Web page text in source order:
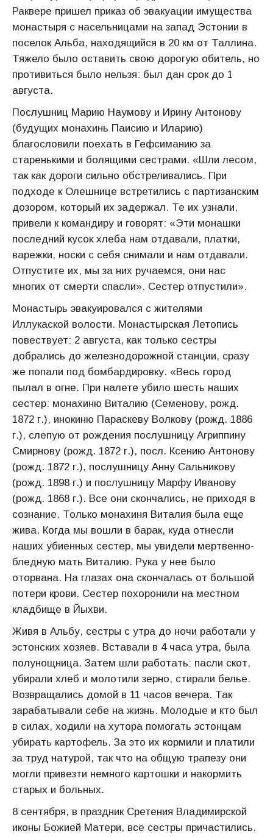
Раквере пришел приказ об эвакуации имущества
монастыря с насельницами на запад Эстонии в
поселок Альба, находящийся в 20 км от Таллина.
Тяжело было оставить свою дорогую обитель, но
противиться было нельзя: был дан срок до 1
августа.
Послушниц Марию Наумову и Ирину Антонову
(будущих монахинь Паисию и Иларию)
благословили поехать в Гефсиманию за
старенькими и болящими сестрами. «Шли лесом,
так как дороги сильно обстреливались. При
подходе к Олешнице встретились с партизанским
дозором, который их задержал. Те их узнали,
привели к командиру и говорят: «Эти монашки
последний кусок хлеба нам отдавали, платки,
варежки, носки с себя снимали и нам отдавали.
Отпустите их, мы за них ручаемся, они нас
многих от смерти спасли». Сестер отпустили».
Монастырь эвакуировался с жителями
Иллукаской волости. Монастырская Летопись
повествует: 2 августа, как только сестры
добрались до железнодорожной станции, сразу
же попали под бомбардировку. «Весь город
пылал в огне. При налете убило шесть наших
сестер: монахиню Виталию (Семенову, рожд.
1872 г.), инокиню Параскеву Волкову (рожд. 1886
г.), слепую от рождения послушницу Агриппину
Смирнову (рожд. 1872 г.), посл. Ксению Антонову
(рожд. 1872 г.), послушницу Анну Сальникову
(рожд. 1898 г.) и послушницу Марфу Иванову
(рожд. 1868 г.). Все они скончались, не приходя в
сознание. Только монахиня Виталия была еще
жива. Когда мы вошли в барак, куда отнесли
наших убиенных сестер, мы увидели мертвенно-
бледную мать Виталию. Рука у нее было
оторвана. На глазах она скончалась от большой
потери крови. Сестер похоронили на местном
кладбище в Йыхви.
Живя в Альбу, сестры с утра до ночи работали у
эстонских хозяев. Вставали в 4 часа утра, была
полунощница. Затем шли работать: пасли скот,
убирали хлеб и молотили зерно, стирали белье.
Возвращались домой в 11 часов вечера. Так
зарабатывали себе на жизнь. Молодые и кто был
в силах, ходили на хутора помогать эстонцам
убирать картофель. За это их кормили и платили
за труд натурой, так что на общую трапезу они
могли привезти немного картошки и накормить
старых и больных.
8 сентября, в праздник Сретения Владимирской
иконы Божией Матери, все сестры причастились.